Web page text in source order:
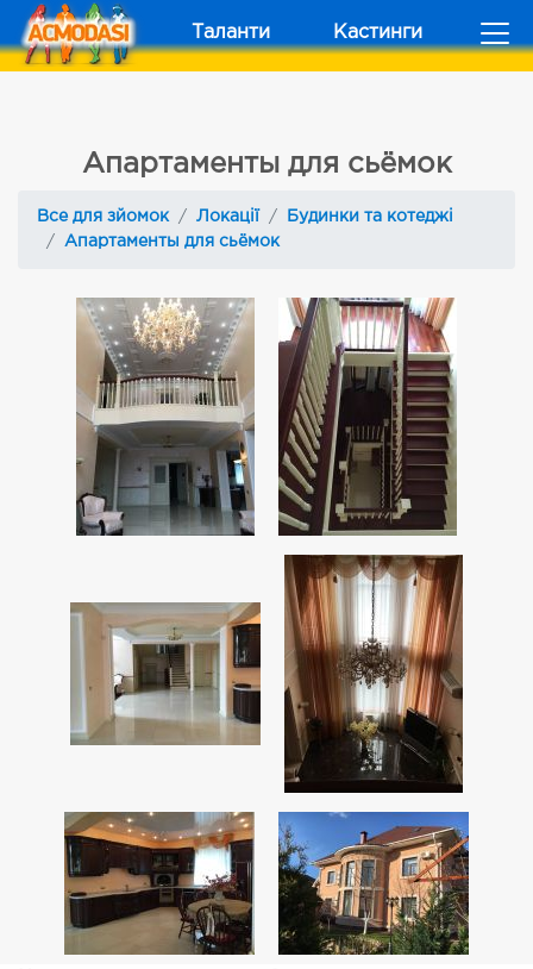
Таланти Кастинги
Апартаменты для сьёмок
Все для зйомок Локації
Будинки та котеджі
Апартаменты для сьёмок